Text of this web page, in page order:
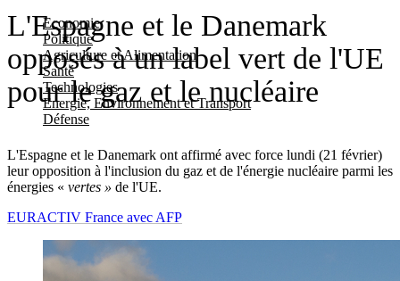
Economie
Politique
Agriculture et Alimentation
Santé
Technologies
Energie, Environnement et Transport
Défense
L'Espagne et le Danemark
opposés à un label vert de l'UE
pour le gaz et le nucléaire
L'Espagne et le Danemark ont affirmé avec force lundi (21 février)
leur opposition à l'inclusion du gaz et de l'énergie nucléaire parmi les
énergies « vertes » de l'UE.
EURACTIV France avec AFP